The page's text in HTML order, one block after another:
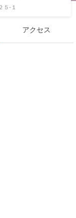
５-１
アクセス